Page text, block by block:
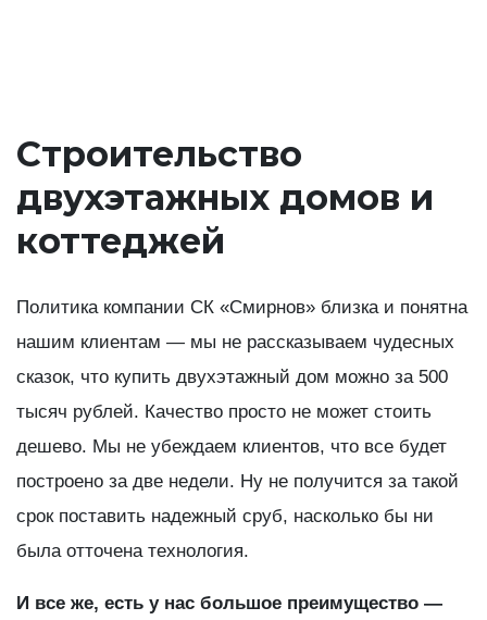
Строительство
двухэтажных домов и
коттеджей
Политика компании СК «Смирнов» близка и понятна
нашим клиентам — мы не рассказываем чудесных
сказок, что купить двухэтажный дом можно за 500
тысяч рублей. Качество просто не может стоить
дешево. Мы не убеждаем клиентов, что все будет
построено за две недели. Ну не получится за такой
срок поставить надежный сруб, насколько бы ни
была отточена технология.
И все же, есть у нас большое преимущество —